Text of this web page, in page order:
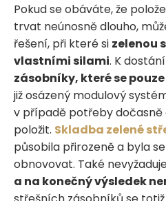
Pokud se obáváte, že
trvat neúnosně dlouho,
řešení, při které si zelenou
vlastními silami. K
zásobníky, které se
již osázený modulový
v případě potřeby
položit. Skladba zelené
působila přirozeně a byla
obnovovat. Také
a na konečný výsledek